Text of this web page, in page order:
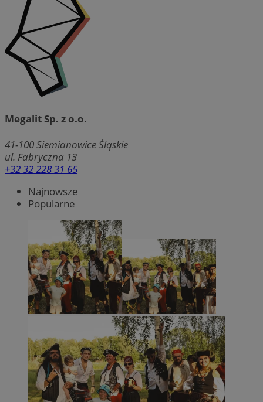
Megalit Sp. z o.o.
41-100Siemianowice Śląskie
ul. Fabryczna 13
+32 32 228 31 65
Najnowsze
Popularne